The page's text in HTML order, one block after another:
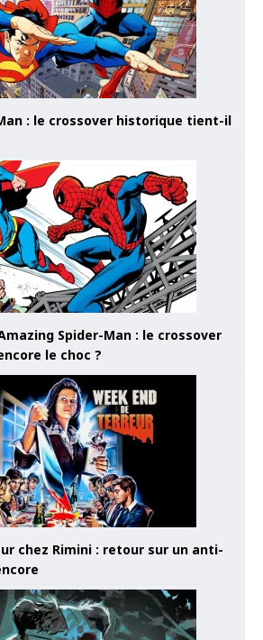
: le crossover historique tient-il
Spider-Man : le crossover
le choc ?
chez Rimini : retour sur un anti-